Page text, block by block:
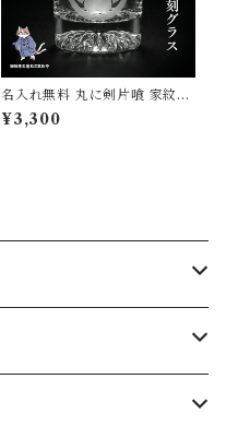
名入れ無料 丸に剣片喰 家紋ロ
ックグラス 受け継がれる想い
を刻む サンドブラスト彫刻 日
¥3,300